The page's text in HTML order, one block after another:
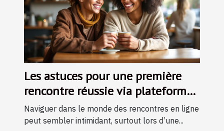
Les astuces pour une première
rencontre réussie via plateforme
en ligne
Naviguer dans le monde des rencontres en ligne
peut sembler intimidant, surtout lors d’une...